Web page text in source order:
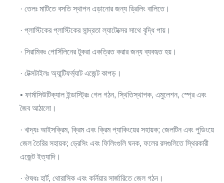
· তেলঃ মাটিতে বসতি স্থাপন এড়ানোর জন্য ড্রিলিং বালিতে।
· প্লাস্টিকের প্লাস্টিকের সান্দ্রতা ল্যাটেক্সের সাথে বৃদ্ধি পায়।
· সিরামিকঃ পোর্সিলিনের টুকরা একত্রিত করার জন্য ব্যবহৃত হয়।
· টেক্সটাইলঃ অ্যান্টিফর্ম্যাট এজেন্ট কাপড়।
• ফার্মাসিউটিক্যাল ইন্ডাস্ট্রিঃ গেল গঠন, স্থিতিস্থাপক, এমুলেশন, স্প্রে এবং
জৈব আঠালো।
· খাদ্যঃ আইসক্রিম, ক্রিম এবং ক্রিম প্যাকিংয়ের সহায়ক; জেলটিন এবং পুডিংয়ে
জেল তৈরির সহায়ক; ড্রেসিং এবং ফিলিংগুলি ঘনক, ফলের রসগুলিতে স্থিরকারী
এজেন্ট ইত্যাদি।
· ঔষধঃ হার্ট, থোরাসিক এবং কর্নিয়ার সার্জারিতে জেল গঠন।